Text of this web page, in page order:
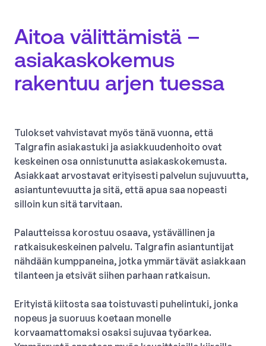
Aitoa välittämistä –
asiakaskokemus
rakentuu arjen tuessa
Tulokset vahvistavat myös tänä vuonna, että
Talgrafin asiakastuki ja asiakkuudenhoito ovat
keskeinen osa onnistunutta asiakaskokemusta.
Asiakkaat arvostavat erityisesti palvelun sujuvuutta,
asiantuntevuutta ja sitä, että apua saa nopeasti
silloin kun sitä tarvitaan.
Palautteissa korostuu osaava, ystävällinen ja
ratkaisukeskeinen palvelu. Talgrafin asiantuntijat
nähdään kumppaneina, jotka ymmärtävät asiakkaan
tilanteen ja etsivät siihen parhaan ratkaisun.
Erityistä kiitosta saa toistuvasti puhelintuki, jonka
nopeus ja suoruus koetaan monelle
korvaamattomaksi osaksi sujuvaa työarkea.